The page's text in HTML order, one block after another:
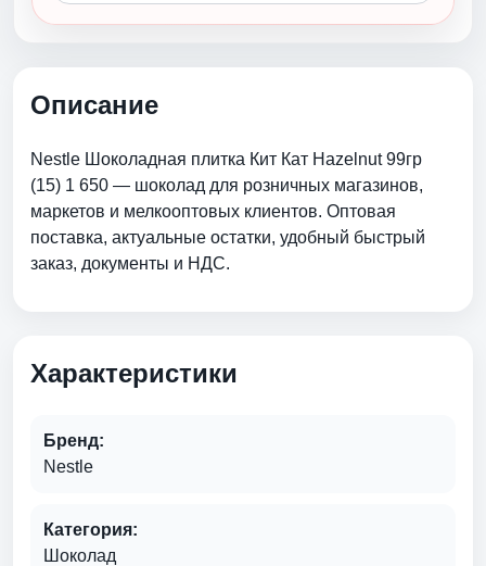
Описание
Nestle Шоколадная плитка Кит Кат Hazelnut 99гр
(15) 1 650 — шоколад для розничных магазинов,
маркетов и мелкооптовых клиентов. Оптовая
поставка, актуальные остатки, удобный быстрый
заказ, документы и НДС.
Характеристики
Бренд:
Nestle
Категория:
Шоколад